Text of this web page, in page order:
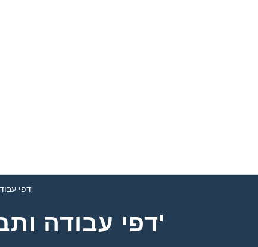
דפי עבודה ותבניות 'הכירו את המורה'
דפי עבודה ותבניות 'הכירו את המורה'